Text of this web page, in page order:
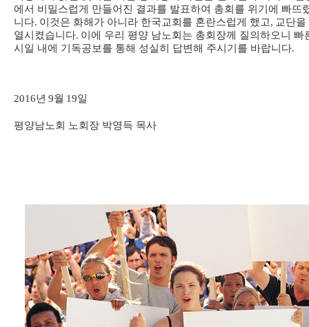
에서 비밀스럽게 만들어진 결과를 발표하여 총회를 위기에 빠뜨
니다. 이것은 화해가 아니라 한국교회를 혼란스럽게 했고, 교단을
열시켰습니다. 이에 우리 평양 남노회는 총회장께 질의하오니 빠
시일 내에 기독공보를 통해 성실히 답변해 주시기를 바랍니다.
2016년 9월 19일
평양남노회 노회장 박영득 목사